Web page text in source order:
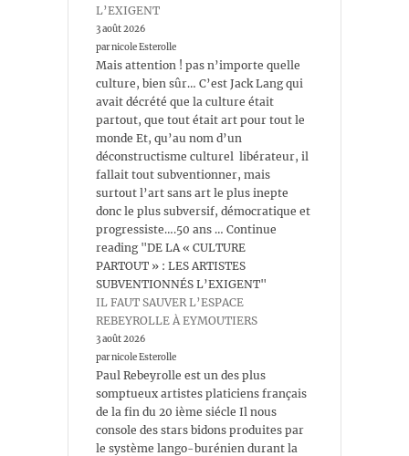
L’EXIGENT
3 août 2026
par nicole Esterolle
Mais attention ! pas n’importe quelle
culture, bien sûr… C’est Jack Lang qui
avait décrété que la culture était
partout, que tout était art pour tout le
monde Et, qu’au nom d’un
déconstructisme culturel libérateur, il
fallait tout subventionner, mais
surtout l’art sans art le plus inepte
donc le plus subversif, démocratique et
progressiste….50 ans … Continue
reading "DE LA « CULTURE
PARTOUT » : LES ARTISTES
SUBVENTIONNÉS L’EXIGENT"
IL FAUT SAUVER L’ESPACE
REBEYROLLE À EYMOUTIERS
3 août 2026
par nicole Esterolle
Paul Rebeyrolle est un des plus
somptueux artistes platiciens français
de la fin du 20 ième siécle Il nous
console des stars bidons produites par
le système lango-burénien durant la